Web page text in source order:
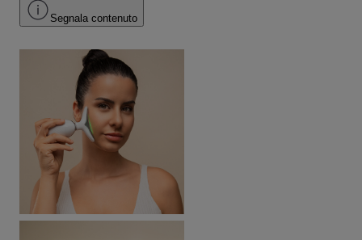
Segnala contenuto